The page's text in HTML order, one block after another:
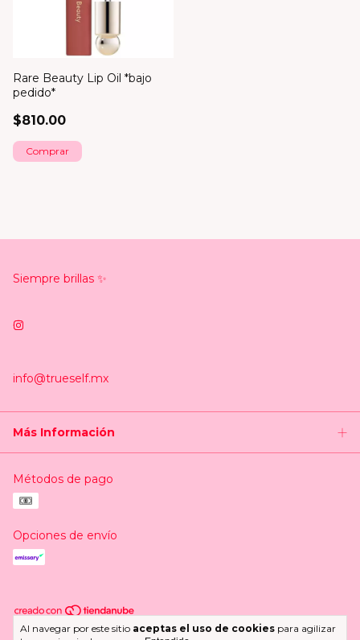
Al navegar por este sitio aceptas el uso de cookies para agilizar
Rare Beauty Lip Oil *bajo
pedido*
$810.00
Comprar
Siempre brillas ✨
info@trueself.mx
Más Información
Métodos de pago
Opciones de envío
Copyright Trueself.mx - 2026. Todos los derechos reservados.